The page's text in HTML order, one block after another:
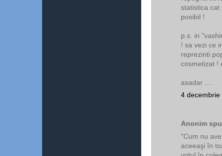
statistica cat
posibil !
p.s. in
! sa vezi ce
reprezinti
cosmetizat !
asadar ....
4
Anonim
"Cum nu
aceeaşi în